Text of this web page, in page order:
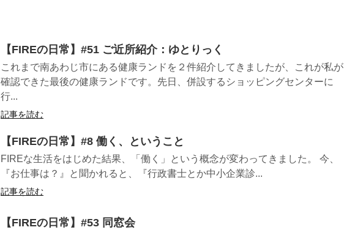
【FIREの日常】#51 ご近所紹介：ゆとりっく
これまで南あわじ市にある健康ランドを２件紹介してきましたが、これが私が
確認できた最後の健康ランドです。先日、併設するショッピングセンターに
行...
記事を読む
【FIREの日常】#8 働く、ということ
FIREな生活をはじめた結果、「働く」という概念が変わってきました。 今、
『お仕事は？』と聞かれると、『行政書士とか中小企業診...
記事を読む
【FIREの日常】#53 同窓会